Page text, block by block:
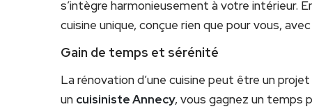
s’intègre harmonieusement à votre intérieur.
cuisine unique, conçue rien que pour vous,
Gain de temps et sérénité
La rénovation d’une cuisine peut être un
un cuisiniste Annecy, vous gagnez un temps